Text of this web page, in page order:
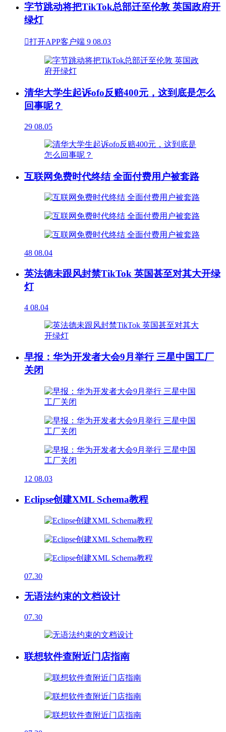
字节跳动将把TikTok总部迁至伦敦 英国政府开
绿灯
打开APP客户端 9 08.03
清华大学生起诉ofo反赔400元，这到底是怎么
回事呢？
29 08.05
互联网免费时代终结 全面付费用户被套路
48 08.04
英法德未跟风封禁TikTok 英国甚至对其大开绿
灯
4 08.04
早报：华为开发者大会9月举行 三星中国工厂
关闭
12 08.03
Eclipse创建XML Schema教程
07.30
无语法约束的文档设计
07.30
联想软件查附近门店指南